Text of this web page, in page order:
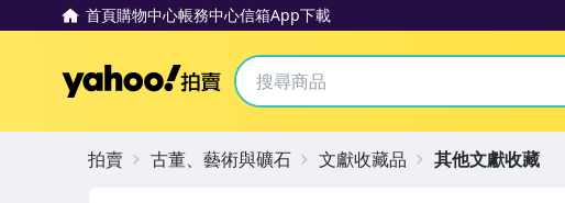
首頁購物中心帳務中心信箱App下載
Yahoo拍賣
拍賣 古董、藝術與礦石 文獻收藏品 其他文獻收藏